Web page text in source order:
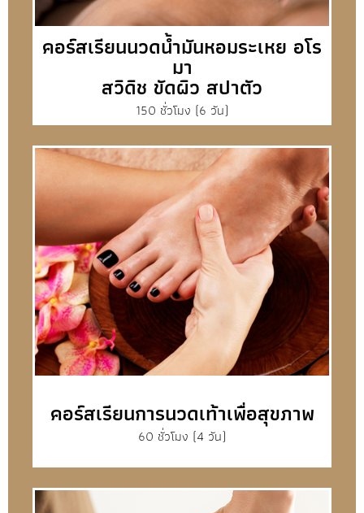
คอร์สเรียนนวดน้ำมันหอมระเหย อโร
มา
สวิดิช ขัดผิว สปาตัว
150 ชั่วโมง (6 วัน)
คอร์สเรียนการนวดเท้าเพื่อสุขภาพ
60 ชั่วโมง (4 วัน)